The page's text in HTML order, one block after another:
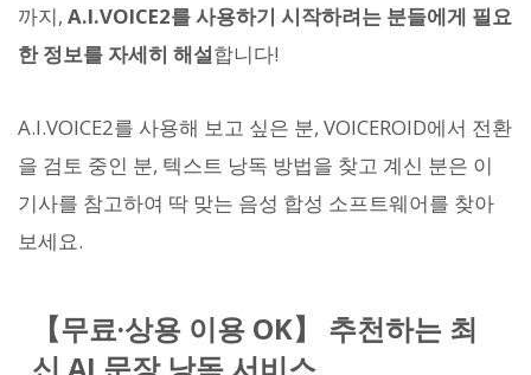
까지, A.I.VOICE2를 사용하기 시작하려는 분들에게 필요
한 정보를 자세히 해설합니다!
A.I.VOICE2를 사용해 보고 싶은 분, VOICEROID에서 전환
을 검토 중인 분, 텍스트 낭독 방법을 찾고 계신 분은 이
기사를 참고하여 딱 맞는 음성 합성 소프트웨어를 찾아
보세요.
【무료·상용 이용 OK】 추천하는 최